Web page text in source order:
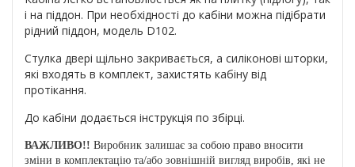
і на піддон. При необхідності до кабіни можна підібрати
рідний піддон, модель D102.
Стулка двері щільно закривається, а силіконові шторки,
які входять в комплект, захистять кабіну від
протікання.
До кабіни додається інструкція по збірці.
ВАЖЛИВО!! Виробник залишає за собою право вносити
зміни в комплектацію та/або зовнішній вигляд виробів, які не